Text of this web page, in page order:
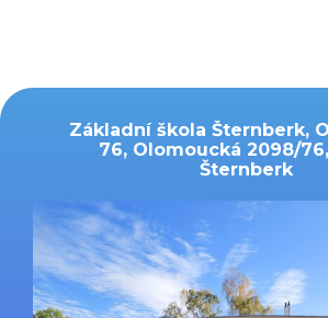
Základní škola Šternberk,
76, Olomoucká 2098/
Šternberk